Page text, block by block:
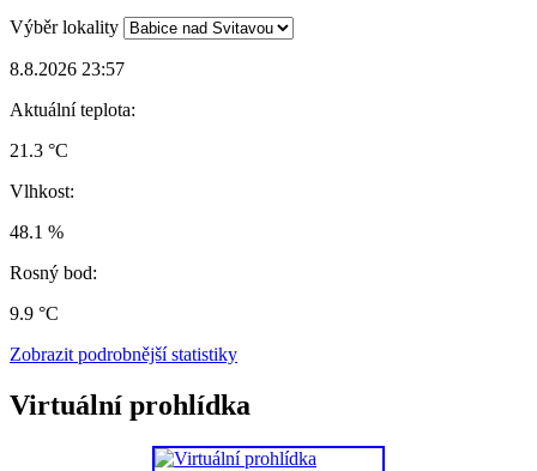
Výběr lokality
8.8.2026 23:57
Aktuální teplota:
21.3 °C
Vlhkost:
48.1 %
Rosný bod:
9.9 °C
Zobrazit podrobnější statistiky
Virtuální prohlídka